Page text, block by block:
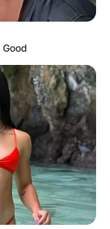
Toroczkai